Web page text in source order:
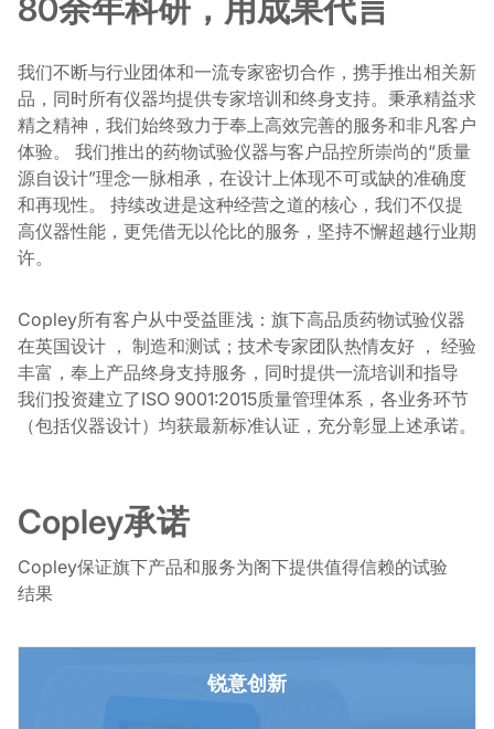
80余年科研，用成果代言
我们不断与行业团体和一流专家密切合作，携手推出相关新
品，同时所有仪器均提供专家培训和终身支持。秉承精益求
精之精神，我们始终致力于奉上高效完善的服务和非凡客户
体验。 我们推出的药物试验仪器与客户品控所崇尚的“质量
源自设计”理念一脉相承，在设计上体现不可或缺的准确度
和再现性。 持续改进是这种经营之道的核心，我们不仅提
高仪器性能，更凭借无以伦比的服务，坚持不懈超越行业期
许。
Copley所有客户从中受益匪浅：旗下高品质药物试验仪器
在英国设计 ， 制造和测试；技术专家团队热情友好 ， 经验
丰富，奉上产品终身支持服务，同时提供一流培训和指导
我们投资建立了ISO 9001:2015质量管理体系，各业务环节
（包括仪器设计）均获最新标准认证，充分彰显上述承诺。
Copley承诺
Copley保证旗下产品和服务为阁下提供值得信赖的试验
结果
锐意创新